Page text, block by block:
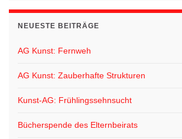
NEUESTE BEITRÄGE
AG Kunst: Fernweh
AG Kunst: Zauberhafte Strukturen
Kunst-AG: Frühlingssehnsucht
Bücherspende des Elternbeirats